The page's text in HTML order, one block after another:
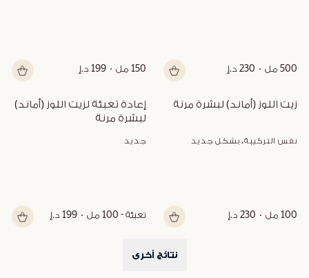
500 مل 230 د.إ 150 مل 199 د.إ
زيت اللوز (أماند) لبشرة مرنة
نفس التركيبة، بشكل جديد
100 مل 230 د.إ
لبشرة مرنة
جديد
تعبئة - 100 مل 199 د.إ
نتائج أخرى